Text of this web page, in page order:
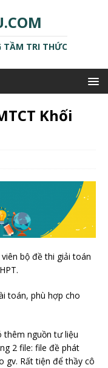
TẦM TRI THỨC
Khối
bộ đề thi giải toán
toán, phù hợp cho
thêm nguồn tư liệu
2 file: file đề phát
gv. Rất tiện để thầy cô